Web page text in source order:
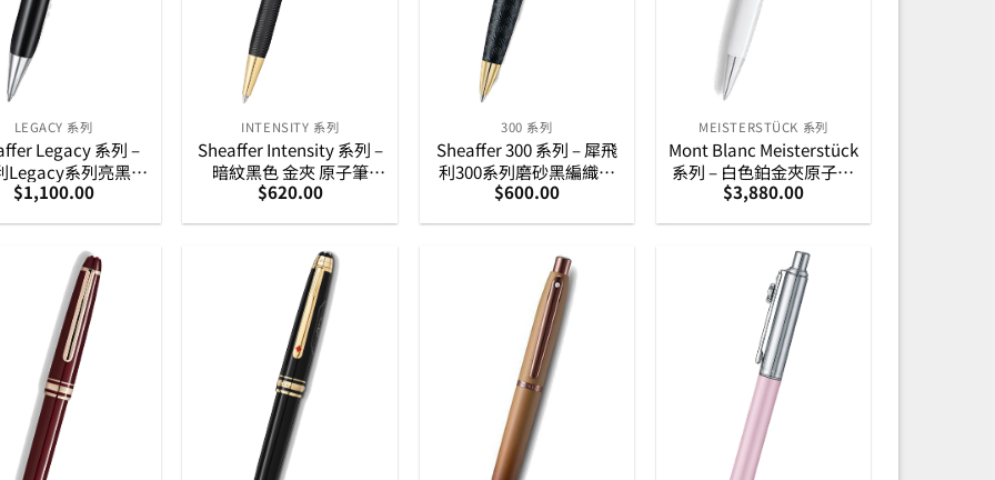
LEGACY 系列
Legacy 系列 –
Legacy系列亮黑銀
子筆 (E2906451)
$1,100.00
INTENSITY 系列
Sheaffer Intensity 系列 –
暗紋黑色 金夾 原子筆
(E2924251)
$620.00
300 系列
Sheaffer 300 系列 – 犀飛
利300系列磨砂黑編織紋
配亮鋼金夾原子筆
$600.00
MEISTERSTÜCK 系列
Mont Blanc Meisterstück
系列 – 白色鉑金夾原子筆
(164型) (137122)
$3,880.00